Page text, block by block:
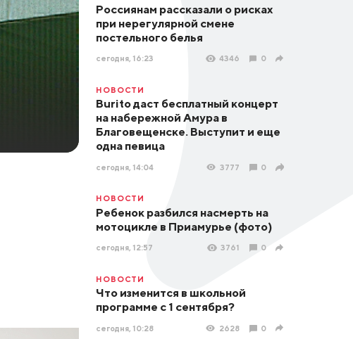
Россиянам рассказали о рисках
при нерегулярной смене
постельного белья
сегодня, 16:23 4346 0
НОВОСТИ
Burito даст бесплатный концерт
на набережной Амура в
Благовещенске. Выступит и еще
одна певица
сегодня, 14:04 3777 0
НОВОСТИ
Ребенок разбился насмерть на
мотоцикле в Приамурье (фото)
сегодня, 12:57 3761 0
НОВОСТИ
Что изменится в школьной
программе с 1 сентября?
сегодня, 10:28 2628 0